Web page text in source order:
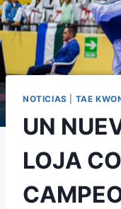
NOTICIAS TAE
UN
LOJA